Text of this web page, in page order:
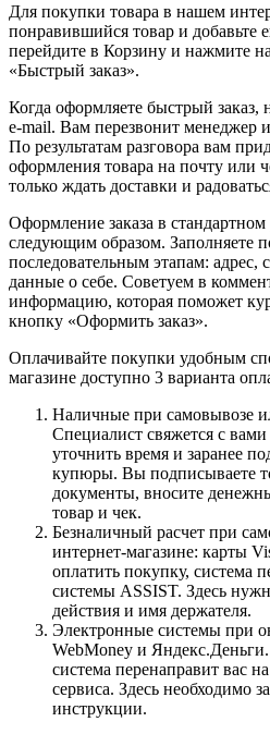
Для покупки товара в нашем
понравившийся товар и добавьте
перейдите в Корзину и нажмите
«Быстрый заказ».
Когда оформляете быстрый
e-mail. Вам перезвонит менеджер
По результатам разговора вам
оформления товара на почту или
только ждать доставки и
Оформление заказа в
следующим образом. Заполняете
последовательным этапам: адрес,
данные о себе. Советуем в
информацию, которая поможет
кнопку «Оформить заказ».
Оплачивайте покупки удобным
магазине доступно 3 варианта
Наличные при самовывозе
Специалист свяжется с
уточнить время и заранее
купюры. Вы подписываете
документы, вносите
товар и чек.
Безналичный расчет при
интернет-магазине: карты
оплатить покупку, система
системы ASSIST. Здесь
действия и имя держателя.
Электронные системы при
WebMoney и
система перенаправит вас
сервиса. Здесь необходимо
инструкции.